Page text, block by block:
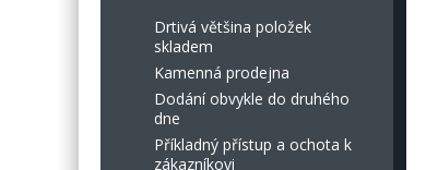
Drtivá většina položek
skladem
Kamenná prodejna
Dodání obvykle do druhého
dne
Příkladný přístup a ochota k
zákazníkovi